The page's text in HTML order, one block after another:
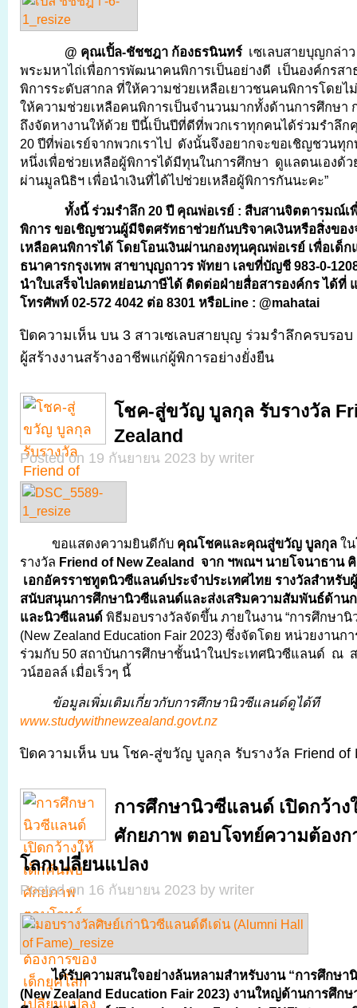
@ คุณเปิ้ล-ชัชชฎา ก้องธรนินทร์ เซเลบสายบุญกล่า
พระมหาไถ่เพื่อการพัฒนาคนพิการเป็นอย่างดี เป็นองค์กรส
พิการระดับสากล ที่ให้ความช่วยเหลือเยาวชนคนพิการโดยไ
ให้ความช่วยเหลือคนพิการเป็นจำนวนมากทั้งด้านการศึกษา
ถึงจัดหางานให้ด้วย ปีนี้เป็นปีที่ดีที่พวกเราทุกคนได้ร่วมรำลึก
20 ปีที่พ่อเรย์จากพวกเราไป ดังนั้นจึงอยากจะขอเชิญชวนทุ
หนึ่งเพื่อช่วยเหลือผู้พิการได้มีทุนในการศึกษา ดูแลตนเองด้ว
ผ่านมูลนิธิฯ เพื่อนำเงินที่ได้ไปช่วยเหลือผู้พิการกันนะคะ”
ทั้งนี้ร่วมรำลึก 20 ปี คุณพ่อเรย์ : สืบสานจิตตารมณ์เ
พิการ ขอเชิญชวนผู้มีจิตศรัทธาช่วยกันบริจาคเงินหรือสิ่งของ
เหลือคนพิการได้ โดยโอนเงินผ่านกองทุนคุณพ่อเรย์ เพื่อเด็
ธนาคารกรุงเทพ สาขาบุญถาวร พัทยา เลขที่บัญชี 983-0-
นำใบเสร็จไปลดหย่อนภาษีได้ ติดต่อฝ่ายสื่อสารองค์กร ได้ที่
โทรศัพท์ 02-572 4042 ต่อ 8301 หรือLine : @mahatai
ปิดความเห็น บน 3 สาวเซเลบสายบุญ ร่วมรำลึกครบรอ
ผู้สร้างงานสร้างอาชีพแก่ผู้พิการอย่างยั่งยืน
โชค-สู่ขวัญ บูลกุล รับรางวัล
Zealand
Posted on 19 กันยายน 2023 by writer
ขอแสดงความยินดีกับ คุณโชคและคุณสู่ขวัญ บูลกุล ใ
รางวัล Friend of New Zealand จาก ฯพณฯ นายโจนาธาน
เอกอัครราชทูตนิวซีแลนด์ประจำประเทศไทย รางวัลสำหรับ
สนับสนุนการศึกษานิวซีแลนด์และส่งเสริมความสัมพันธ์ด้าน
และนิวซีแลนด์ พิธีมอบรางวัลจัดขึ้น ภายในงาน “การศึกษานิ
(New Zealand Education Fair 2023) ซึ่งจัดโดย หน่วยงาน
ร่วมกับ 50 สถาบันการศึกษาชั้นนำในประเทศนิวซีแลนด์ ณ
วน์ฮอลล์ เมื่อเร็วๆ นี้
ข้อมูลเพิ่มเติมเกี่ยวกับการศึกษานิวซีแลนด์ดูได้ที
www.studywithnewzealand.govt.nz
ปิดความเห็น บน โชค-สู่ขวัญ บูลกุล รับรางวัล Friend of
การศึกษานิวซีแลนด์ เปิดกว้าง
ศักยภาพ ตอบโจทย์ความต้องก
โลกเปลี่ยนแปลง
Posted on 16 กันยายน 2023 by writer
ได้รับความสนใจอย่างล้นหลามสำหรับงาน “การศึกษา
(New Zealand Education Fair 2023) งานใหญ่ด้านการศึก